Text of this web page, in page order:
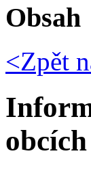
Obsah
<Zpět